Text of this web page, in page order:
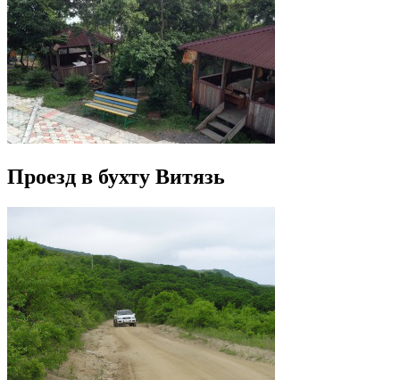
Проезд в бухту Витязь